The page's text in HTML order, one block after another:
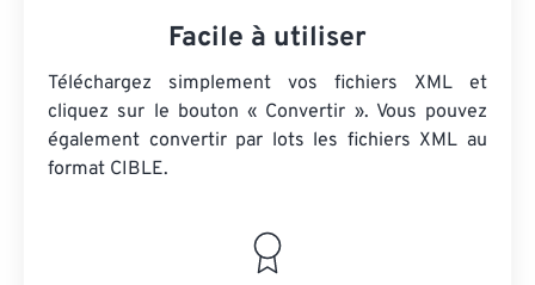
Facile à utiliser
Téléchargez simplement vos fichiers XML et
cliquez sur le bouton « Convertir ». Vous pouvez
également convertir par lots les fichiers XML au
format CIBLE.